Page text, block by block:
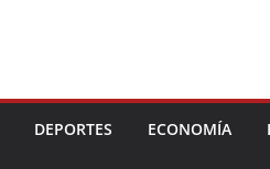
DEPORTES ECONOMÍA